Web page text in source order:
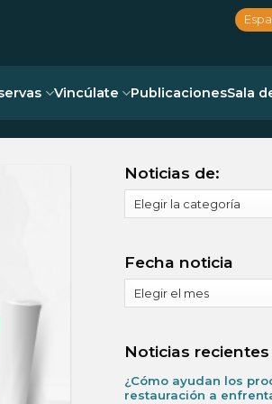
Vincúlate PublicacionesSala
Noticias de:
de:
Fecha noticia
noticia
Noticias recientes
¿Cómo ayudan los
restauración a